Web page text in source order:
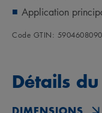
Application
Code GTIN:
Détails